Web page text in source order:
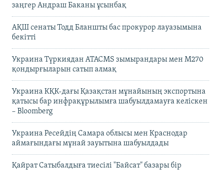
заңгер Андраш Баканы ұсынбақ
АҚШ сенаты Тодд Бланшты бас прокурор лауазымына
бекітті
Украина Түркиядан ATACMS зымырандары мен M270
қондырғыларын сатып алмақ
Украина КҚК-дағы Қазақстан мұнайының экспортына
қатысы бар инфрақұрылымға шабуылдамауға келіскен
– Bloomberg
Украина Ресейдің Самара облысы мен Краснодар
аймағындағы мұнай зауытына шабуылдады
Қайрат Сатыбалдыға тиесілі "Байсат" базары бір